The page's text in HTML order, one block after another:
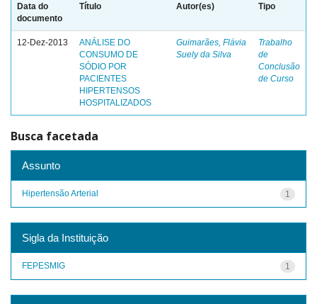
Data do
documento
Título Autor(es) Tipo
12-Dez-2013
ANÁLISE DO
CONSUMO DE
SÓDIO POR
PACIENTES
HIPERTENSOS
HOSPITALIZADOS
Guimarães, Flávia
Suely da Silva
Trabalho
de
Conclusão
de Curso
Busca facetada
Assunto
1
Hipertensão Arterial
Sigla da Instituição
1
FEPESMIG